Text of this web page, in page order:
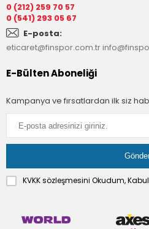
0 (212) 259 70 57
0 (541) 293 05 67
E-posta:
eticaret@finspor.com.tr
E-Bülten Aboneliği
Kampanya ve fırsatlardan ilk siz
KVKK sözleşmesini Okudum,